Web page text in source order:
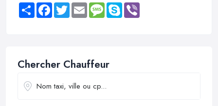
Share FacebookTwitter Email MessageSkype
Chercher Chauffeur